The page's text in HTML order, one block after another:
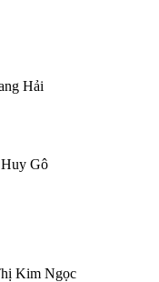
Hải
Gô
Kim Ngọc